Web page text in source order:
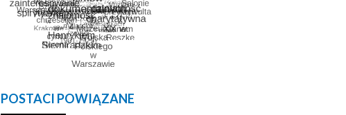
POSTACI POWIĄZANE